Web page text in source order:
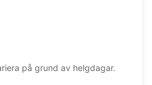
på grund av helgdagar.